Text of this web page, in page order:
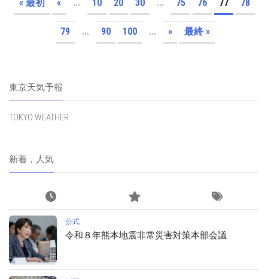
« 最初 « ... 10 20 30 ... 75 76 77 78
79 ... 90 100 ... » 最終 »
東京天気予報
TOKYO WEATHER
新着，人気
公式
令和８年熊本地震非常災害対策本部会議